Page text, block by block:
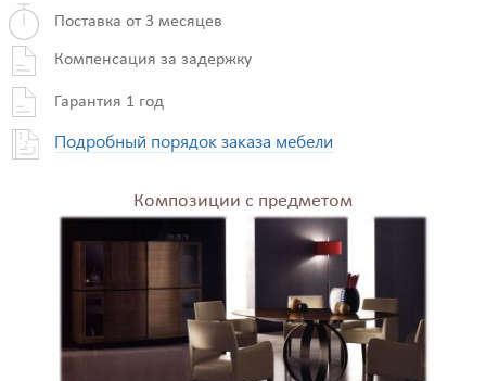
Поставка от 3 месяцев
Компенсация за задержку
Гарантия 1 год
Подробный порядок заказа мебели
Композиции с предметом